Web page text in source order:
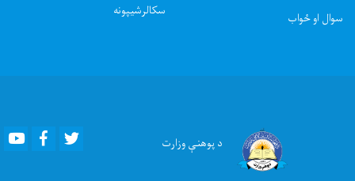
سوال او ځواب
سکالرشیپونه
د پوهنېوزارت Youtube Facebook